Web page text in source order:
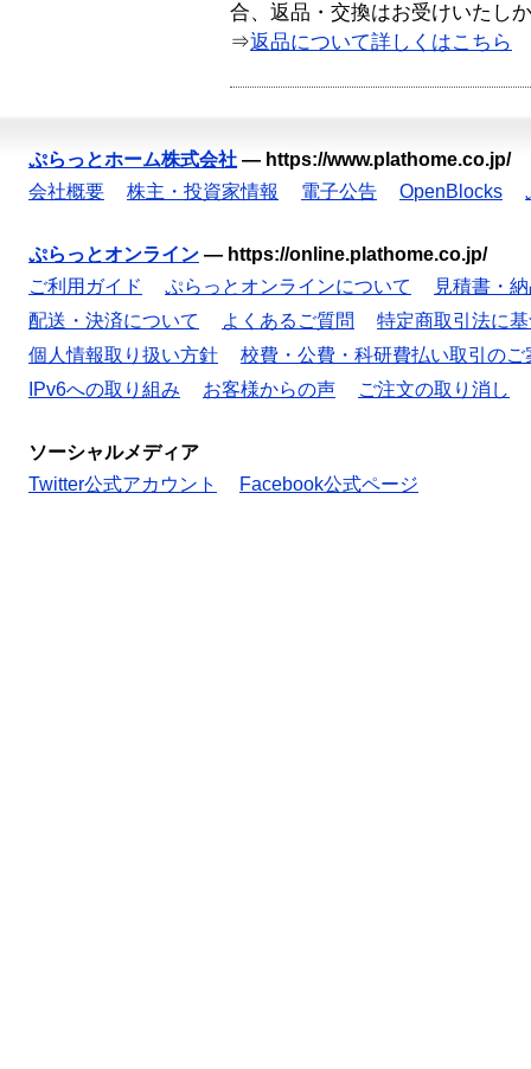
合、返品・交換はお受けいたし
⇒返品について詳しくはこちら
ぷらっとホーム株式会社 — https://www.plathome.co.jp/
会社概要
株主・投資家情報 電子公告 OpenBlocks
ぷらっとオンライン — https://online.plathome.co.jp/
ご利用ガイド
ぷらっとオンラインについて
見積書・
配送・決済について
よくあるご質問
特定商取引法に
個人情報取り扱い方針
校費・公費・科研費払い取引のご
IPv6への取り組み
お客様からの声 ご注文の取り消し
ソーシャルメディア
Twitter公式アカウント
Facebook公式ページ